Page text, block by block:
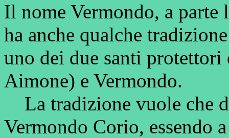
Il nome Vermondo, a
ha anche qualche
uno dei due santi
Aimone) e Vermondo.
La tradizione vuole che
Vermondo Corio, essendo